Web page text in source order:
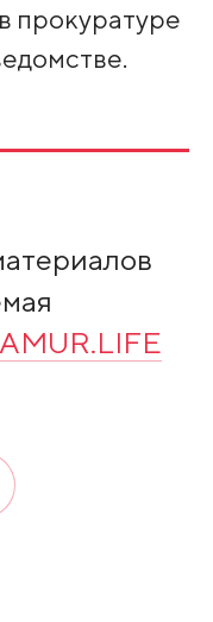
прокуратуре
AMUR.LIFE